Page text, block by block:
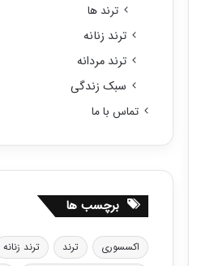
ترند ها
ترند زنانه
ترند مردانه
سبک زندگی
تماس با ما
برچسب ها
اکسسوری ترند ترند زنانه